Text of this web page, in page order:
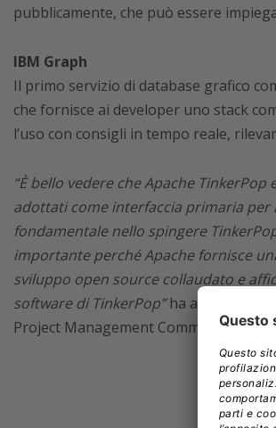
pubblicamente, che può essere
IBM Graph
Il primo servizio di database grafico
che fornisce ai developer uno stack
l’uso con consigli in tempo reale,
“È bello vedere che Apache
adottati come interfaccia primaria per
fondamentale nello spingere
importante perché Apache fornisce
sviluppo open source collaudato e
software di TinkerPop”ha affermato
Project Management Committee.